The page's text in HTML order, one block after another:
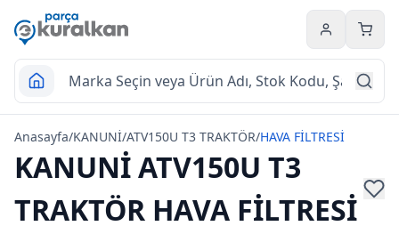
Hesabım
Anasayfa/KANUNİ/ATV150U T3 TRAKTÖR/HAVA FİLTRESİ
KANUNİ ATV150U T3
TRAKTÖR HAVA FİLTRESİ